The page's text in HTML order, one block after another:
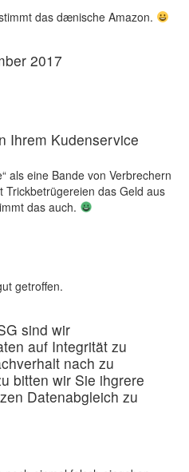
das dænische Amazon.
2017
Ihrem Kudenservice
als eine Bande von Verbrechern
Trickbetrügereien das Geld aus
das auch.
getroffen.
sind wir
auf Integrität zu
nach zu
bitten wir Sie ihgrere
Datenabgleich zu